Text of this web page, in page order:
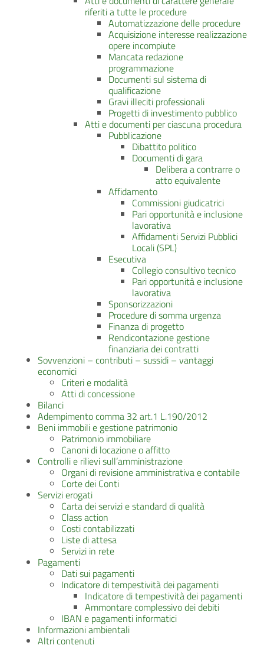
riferiti a tutte le procedure
Automatizzazione delle procedure
Acquisizione interesse realizzazione
opere incompiute
Mancata redazione
programmazione
Documenti sul sistema di
qualificazione
Gravi illeciti professionali
Progetti di investimento pubblico
Atti e documenti per ciascuna procedura
Pubblicazione
Dibattito politico
Documenti di gara
Delibera a contrarre o
atto equivalente
Affidamento
Commissioni giudicatrici
Pari opportunità e inclusione
lavorativa
Affidamenti Servizi Pubblici
Locali (SPL)
Esecutiva
Collegio consultivo tecnico
Pari opportunità e inclusione
lavorativa
Sponsorizzazioni
Procedure di somma urgenza
Finanza di progetto
Rendicontazione gestione
finanziaria dei contratti
Sovvenzioni – contributi – sussidi – vantaggi
economici
Criteri e modalità
Atti di concessione
Bilanci
Adempimento comma 32 art.1 L.190/2012
Beni immobili e gestione patrimonio
Patrimonio immobiliare
Canoni di locazione o affitto
Controlli e rilievi sull’amministrazione
Organi di revisione amministrativa e contabile
Corte dei Conti
Servizi erogati
Carta dei servizi e standard di qualità
Class action
Costi contabilizzati
Liste di attesa
Servizi in rete
Pagamenti
Dati sui pagamenti
Indicatore di tempestività dei pagamenti
Indicatore di tempestività dei pagamenti
Ammontare complessivo dei debiti
IBAN e pagamenti informatici
Informazioni ambientali
Altri contenuti